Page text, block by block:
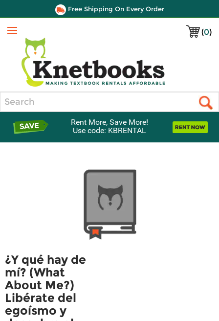
Free Shipping On Every Order
(0)
Menu
Rent More, Save More!
Use code: KBRENTAL
¿Y qué hay de
mí? (What
About Me?)
Libérate del
egoísmo y